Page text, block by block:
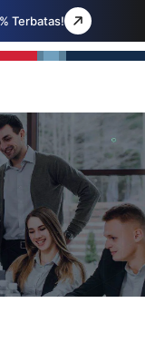
Terbatas!